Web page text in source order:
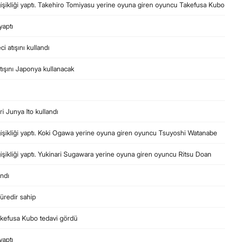
yaptı. Takehiro Tomiyasu yerine oyuna giren oyuncu Takefusa Kubo
kullandı
Japonya kullanacak
Junya Ito kullandı
yaptı. Koki Ogawa yerine oyuna giren oyuncu Tsuyoshi Watanabe
yaptı. Yukinari Sugawara yerine oyuna giren oyuncu Ritsu Doan
sahip
Kubo tedavi gördü